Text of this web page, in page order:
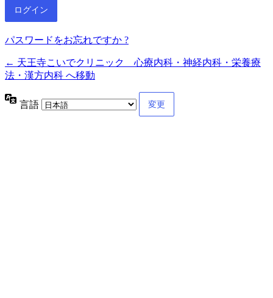
パスワードをお忘れですか ?
← 天王寺こいでクリニック 心療内科・神経内科・栄養療
法・漢方内科 へ移動
言語